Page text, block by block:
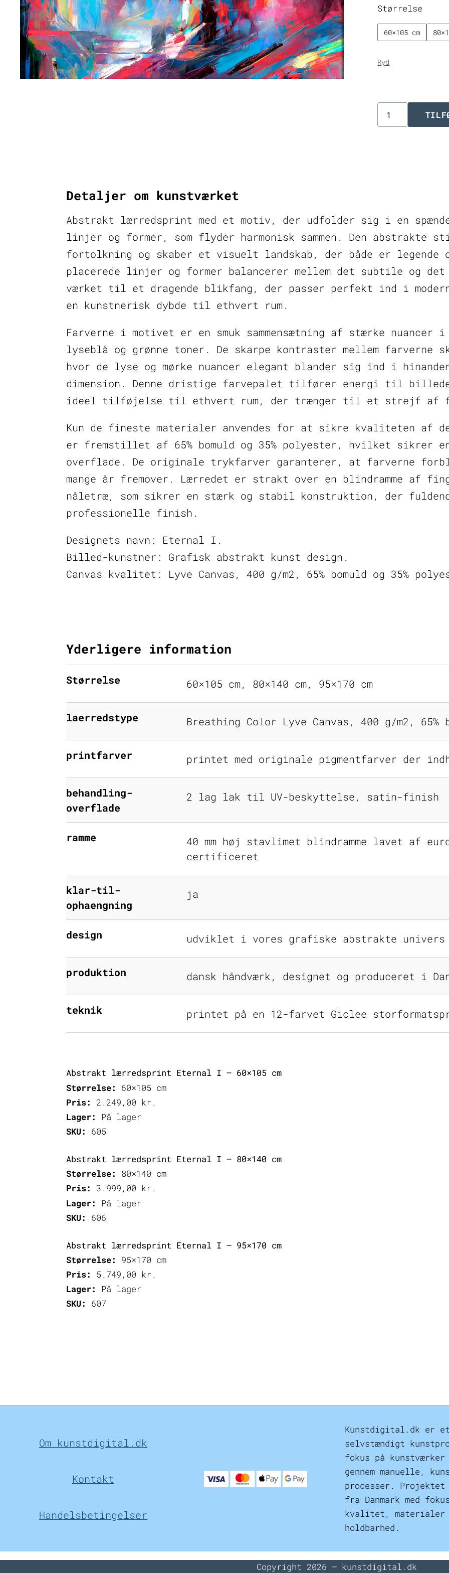
Størrelse
60×105 cm
Ryd
Abstrakt
Detaljer om kunstværket
Abstrakt lærredsprint med et motiv, der udfolder sig i en
linjer og former, som flyder harmonisk sammen. Den
fortolkning og skaber et visuelt landskab, der både er
placerede linjer og former balancerer mellem det subtile og
værket til et dragende blikfang, der passer perfekt ind i
en kunstnerisk dybde til ethvert rum.
Farverne i motivet er en smuk sammensætning af stærke
lyseblå og grønne toner. De skarpe kontraster mellem farverne
hvor de lyse og mørke nuancer elegant blander sig ind i
dimension. Denne dristige farvepalet tilfører energi til
ideel tilføjelse til ethvert rum, der trænger til et strejf af
Kun de fineste materialer anvendes for at sikre kvaliteten af
er fremstillet af 65% bomuld og 35% polyester, hvilket sikrer
overflade. De originale trykfarver garanterer, at farverne
mange år fremover. Lærredet er strakt over en blindramme af
nåletræ, som sikrer en stærk og stabil konstruktion, der
professionelle finish.
Designets navn: Eternal I.
Billed-kunstner: Grafisk abstrakt kunst design.
Canvas kvalitet: Lyve Canvas, 400 g/m2, 65% bomuld og 35%
Yderligere information
Størrelse 60×105 cm, 80×140 cm, 95×170 cm
laerredstype Breathing Color Lyve Canvas, 400 g/m2, 65%
printfarver printet med originale pigmentfarver der
behandling-
overflade
2 lag lak til UV-beskyttelse, satin-finish
ramme
40 mm høj stavlimet blindramme lavet af
certificeret
klar-til-
ophaengning
ja
design udviklet i vores grafiske abstrakte univers
produktion dansk håndværk, designet og produceret i
teknik printet på en 12-farvet Giclee
Abstrakt lærredsprint Eternal I – 60×105 cm
Størrelse:
60×105 cm
Pris:
2.249,00 kr.
Lager:
På lager
SKU:
605
Abstrakt lærredsprint Eternal I – 80×140 cm
Størrelse:
80×140 cm
Pris:
3.999,00 kr.
Lager:
På lager
SKU:
606
Abstrakt lærredsprint Eternal I – 95×170 cm
Størrelse:
95×170 cm
Pris:
5.749,00 kr.
Lager:
På lager
SKU:
607
Om kunstdigital.dk
Kontakt
Handelsbetingelser
Kunstdigital.dk er et
selvstændigt
fokus på kunstværker
gennem manuelle,
processer. Projektet
fra Danmark med
kvalitet, materialer
holdbarhed.
Copyright 2026 – kunstdigital.dk